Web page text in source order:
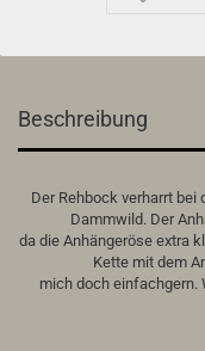
Beschreibung
Der Rehbock verharrt
Dammwild. Der
da die Anhängeröse extra
Kette mit dem
mich doch einfachgern.